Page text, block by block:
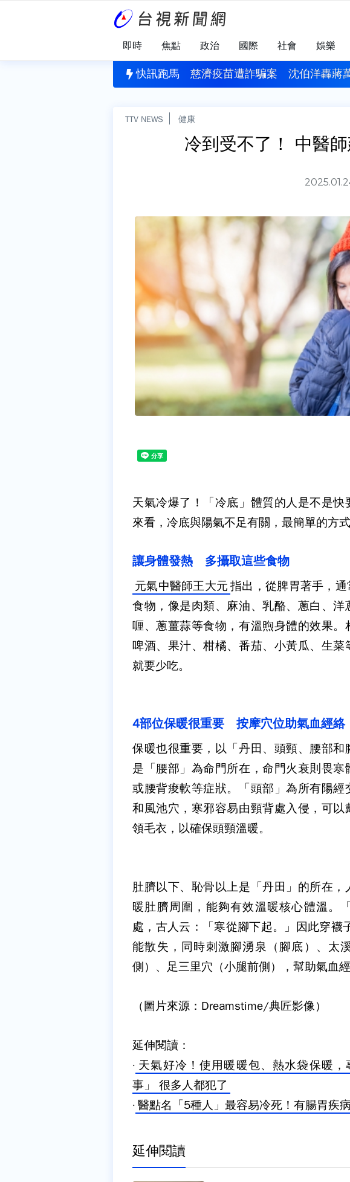
即時 焦點 政治 國際 社會 娛樂
快訊跑馬
！台中暗夜閃電+驟雨 馬路變水路 慈濟疫苗遭詐騙案 沈伯洋轟蔣
TTV NEWS 健康
冷到受不了！ 中醫
天氣冷爆了！「冷底」體質的人是不是
來看，冷底與陽氣不足有關，最簡單的方
讓身體發熱 多攝取這些食物
元氣中醫師王大元 指出，從脾胃著手，
食物，像是肉類、麻油、乳酪、蔥白、
喱、蔥薑蒜等食物，有溫煦身體的效果。
啤酒、果汁、柑橘、番茄、小黃瓜、生菜
就要少吃。
4部位保暖很重要 按摩穴位助氣血經絡
保暖也很重要，以「丹田、頭頸、腰部
是「腰部」為命門所在，命門火衰則畏
或腰背痠軟等症狀。「頭部」為所有陽經
和風池穴，寒邪容易由頸背處入侵，可
領毛衣，以確保頭頸溫暖。
肚臍以下、恥骨以上是「丹田」的所在
暖肚臍周圍，能夠有效溫暖核心體溫。
處，古人云：「寒從腳下起。」因此穿襪
能散失，同時刺激腳湧泉（腳底）、太
側）、足三里穴（小腿前側），幫助氣血經
（圖片來源：Dreamstime/典匠影像）
延伸閱讀：
· 天氣好冷！使用暖暖包、熱水袋保暖
事」 很多人都犯了
· 醫點名「5種人」最容易冷死！有腸胃疾
延伸閱讀